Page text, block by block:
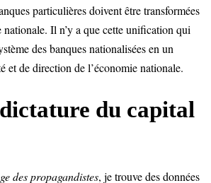
particulières doivent être transformées
Il n’y a que cette unification qui
des banques nationalisées en un
et de direction de l’économie nationale.
du capital
des propagandistes, je trouve des données